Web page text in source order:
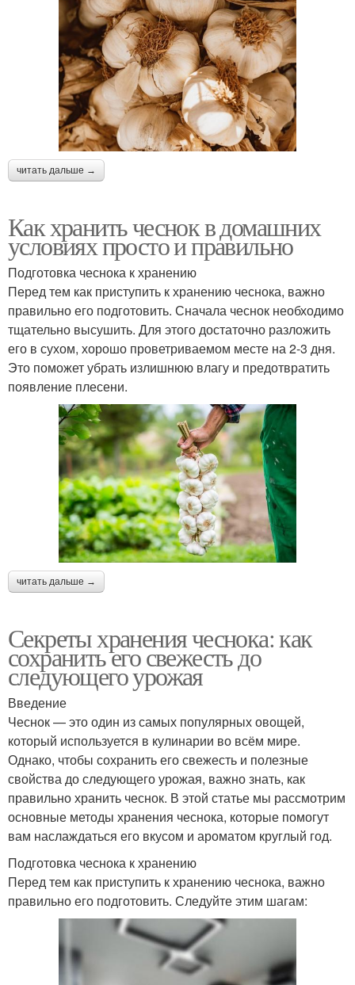
читать дальше →
Как хранить чеснок в домашних
условиях просто и правильно
Подготовка чеснока к хранению
Перед тем как приступить к хранению чеснока, важно
правильно его подготовить. Сначала чеснок необходимо
тщательно высушить. Для этого достаточно разложить
его в сухом, хорошо проветриваемом месте на 2-3 дня.
Это поможет убрать излишнюю влагу и предотвратить
появление плесени.
читать дальше →
Секреты хранения чеснока: как
сохранить его свежесть до
следующего урожая
Введение
Чеснок — это один из самых популярных овощей,
который используется в кулинарии во всём мире.
Однако, чтобы сохранить его свежесть и полезные
свойства до следующего урожая, важно знать, как
правильно хранить чеснок. В этой статье мы рассмотрим
основные методы хранения чеснока, которые помогут
вам наслаждаться его вкусом и ароматом круглый год.
Подготовка чеснока к хранению
Перед тем как приступить к хранению чеснока, важно
правильно его подготовить. Следуйте этим шагам: